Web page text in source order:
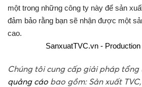
một trong những công ty này để sản
đảm bảo rằng bạn sẽ nhận được một
cao.
SanxuatTVC.vn -
Chúng tôi cung cấp giải pháp tổng
quảng cáo bao gồm: Sản xuất TVC,